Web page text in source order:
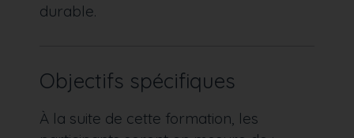
durable.
Objectifs spécifiques
À la suite de cette formation, les